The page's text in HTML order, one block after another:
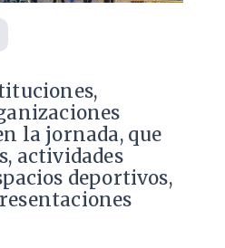
la jornada, que
actividades
deportivos,